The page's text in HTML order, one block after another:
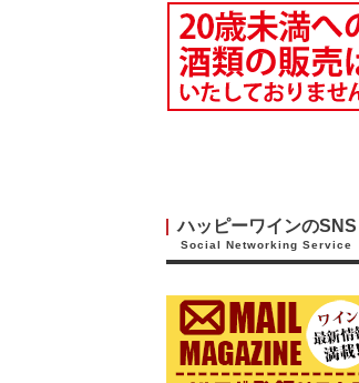
ハッピーワインのSNS
Social Networking Service